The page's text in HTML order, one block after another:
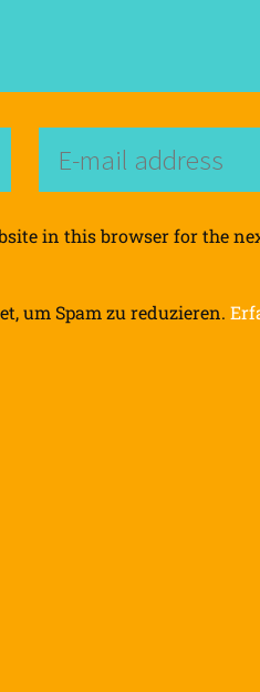
in this browser for the
um Spam zu reduzieren.